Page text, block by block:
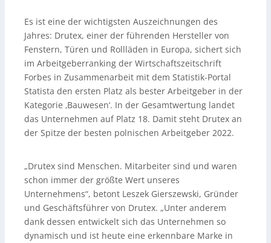
Es ist eine der wichtigsten Auszeichnungen des
Jahres: Drutex, einer der führenden Hersteller von
Fenstern, Türen und Rollläden in Europa, sichert sich
im Arbeitgeberranking der Wirtschaftszeitschrift
Forbes in Zusammenarbeit mit dem Statistik-Portal
Statista den ersten Platz als bester Arbeitgeber in der
Kategorie ‚Bauwesen‘. In der Gesamtwertung landet
das Unternehmen auf Platz 18. Damit steht Drutex an
der Spitze der besten polnischen Arbeitgeber 2022.
„Drutex sind Menschen. Mitarbeiter sind und waren
schon immer der größte Wert unseres
Unternehmens“, betont Leszek Gierszewski, Gründer
und Geschäftsführer von Drutex. „Unter anderem
dank dessen entwickelt sich das Unternehmen so
dynamisch und ist heute eine erkennbare Marke in